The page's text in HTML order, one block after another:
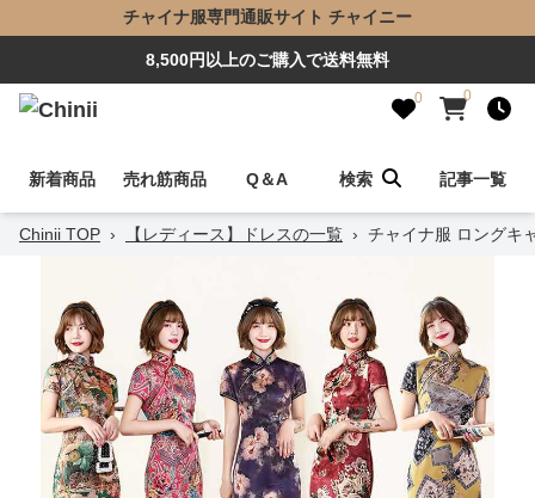
チャイナ服専門通販サイト チャイニー
8,500円以上のご購入で送料無料
0 0
新着商品 売れ筋商品 Q＆A 検索 記事一覧
Chinii TOP › 【レディース】ドレスの一覧 › チャイナ服 ロングキ